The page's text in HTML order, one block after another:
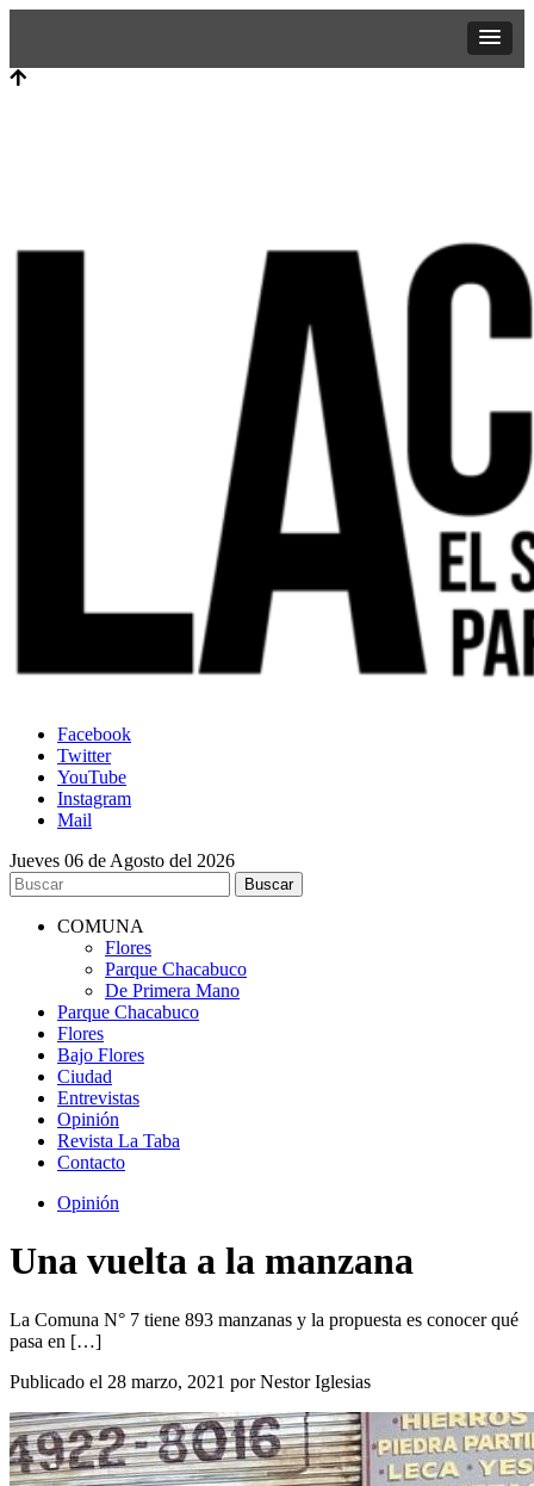
Facebook
Twitter
YouTube
Instagram
Mail
Jueves 06 de Agosto del 2026
COMUNA
Flores
Parque Chacabuco
De Primera Mano
Parque Chacabuco
Flores
Bajo Flores
Ciudad
Entrevistas
Opinión
Revista La Taba
Contacto
Opinión
Una vuelta a la manzana
La Comuna N° 7 tiene 893 manzanas y la propuesta es conocer qué
pasa en […]
Publicado el 28 marzo, 2021 por Nestor Iglesias